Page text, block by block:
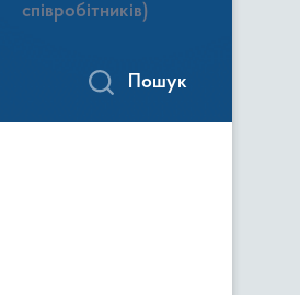
співробітників)
Пошук